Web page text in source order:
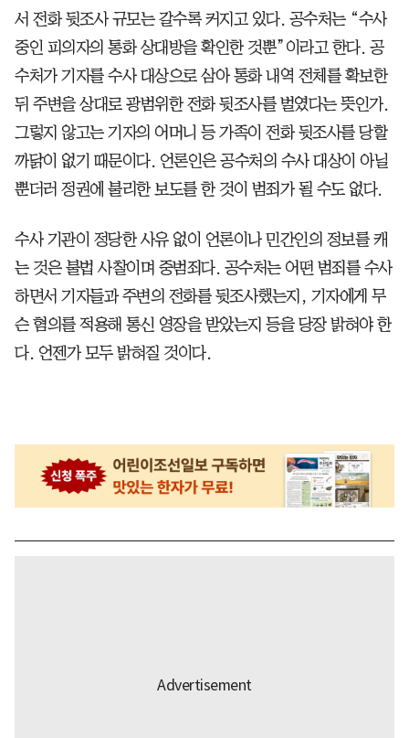
서 전화 뒷조사 규모는 갈수록 커지고 있다. 공수처는 “수사
중인 피의자의 통화 상대방을 확인한 것뿐”이라고 한다. 공
수처가 기자를 수사 대상으로 삼아 통화 내역 전체를 확보한
뒤 주변을 상대로 광범위한 전화 뒷조사를 벌였다는 뜻인가.
그렇지 않고는 기자의 어머니 등 가족이 전화 뒷조사를 당할
까닭이 없기 때문이다. 언론인은 공수처의 수사 대상이 아닐
뿐더러 정권에 불리한 보도를 한 것이 범죄가 될 수도 없다.
수사 기관이 정당한 사유 없이 언론이나 민간인의 정보를 캐
는 것은 불법 사찰이며 중범죄다. 공수처는 어떤 범죄를 수사
하면서 기자들과 주변의 전화를 뒷조사했는지, 기자에게 무
슨 혐의를 적용해 통신 영장을 받았는지 등을 당장 밝혀야 한
다. 언젠가 모두 밝혀질 것이다.